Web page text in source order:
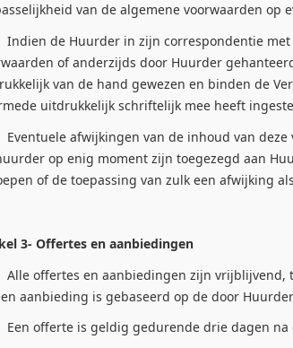
van de algemene voorwaarden op
de Huurder in zijn correspondentie met
of anderzijds door Huurder
van de hand gewezen en binden de
uitdrukkelijk schriftelijk mee heeft
afwijkingen van de inhoud van deze
op enig moment zijn toegezegd aan
of de toepassing van zulk een afwijking
3- Offertes en aanbiedingen
offertes en aanbiedingen zijn vrijblijvend,
aanbieding is gebaseerd op de door
offerte is geldig gedurende drie dagen na